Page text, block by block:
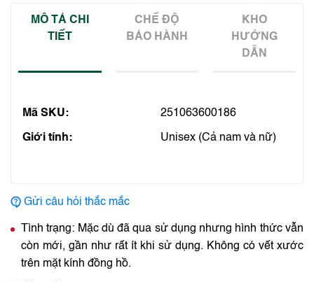
MÔ TẢ CHI
TIẾT
CHẾ ĐỘ
BẢO HÀNH
KHO
HƯỚNG
DẪN
Mã SKU: 251063600186
Giới tính: Unisex (Cả nam và nữ)
Gửi câu hỏi thắc mắc
Tình trạng: Mặc dù đã qua sử dụng nhưng hình thức vẫn
còn mới, gần như rất ít khi sử dụng. Không có vết xước
trên mặt kính đồng hồ.